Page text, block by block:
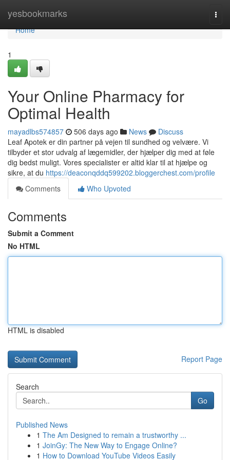
yesbookmarks
Home
Home
1
Your Online Pharmacy for
Optimal Health
mayadlbs574857 506 days ago News
Discuss
Leaf Apotek er din partner på vejen til sundhed og velvære. Vi
tilbyder et stor udvalg af lægemidler, der hjælper dig med at føle
dig bedst muligt. Vores specialister er altid klar til at hjælpe og
sikre, at du https://deaconqddq599202.bloggerchest.com/profile
Comments
Who Upvoted
Comments
Submit a Comment
No HTML
HTML is disabled
Report Page
Search
Go
Published News
1 The Am Designed to remain a trustworthy ...
1 JoinGy: The New Way to Engage Online?
1 How to Download YouTube Videos Easily